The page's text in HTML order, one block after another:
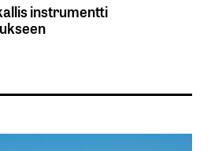
instrumentti